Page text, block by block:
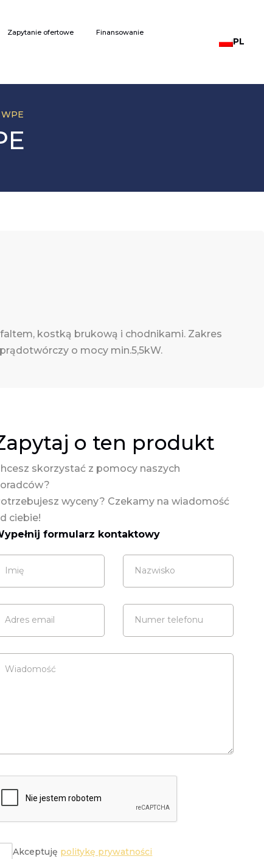
Zapytanie ofertowe Finansowanie
PL
kostką brukową i chodnikami. Zakres
o mocy min.5,5kW.
o ten produkt
skorzystać z pomocy naszych
wyceny? Czekamy na wiadomość
ciebie!
formularz kontaktowy
Imię Nazwisko
Adres email Numer telefonu
Wiadomość
Akceptuję politykę prywatności